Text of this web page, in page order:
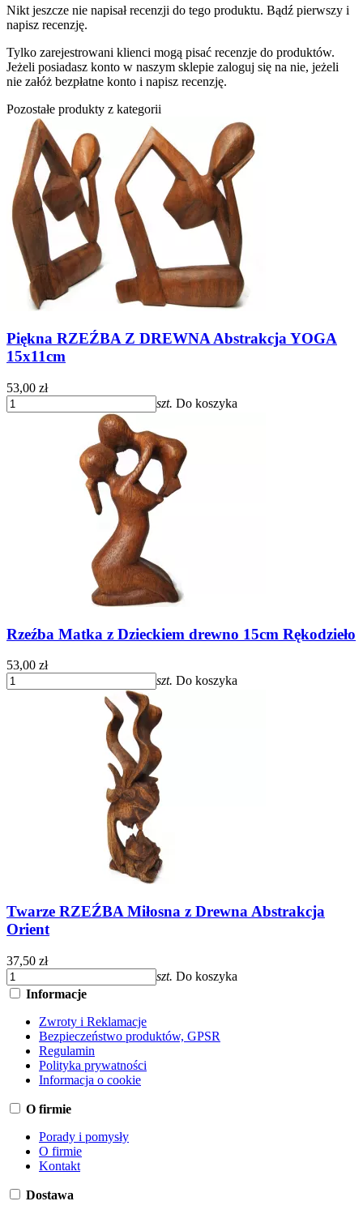
Nikt jeszcze nie napisał recenzji do tego produktu. Bądź pierwszy i
napisz recenzję.
Tylko zarejestrowani klienci mogą pisać recenzje do produktów.
Jeżeli posiadasz konto w naszym sklepie zaloguj się na nie, jeżeli
nie załóż bezpłatne konto i napisz recenzję.
Pozostałe produkty z kategorii
Piękna RZEŹBA Z DREWNA Abstrakcja YOGA
15x11cm
53,00 zł
szt. Do koszyka
Rzeźba Matka z Dzieckiem drewno 15cm Rękodzieło
53,00 zł
szt. Do koszyka
Twarze RZEŹBA Miłosna z Drewna Abstrakcja
Orient
37,50 zł
szt. Do koszyka
Informacje
Zwroty i Reklamacje
Bezpieczeństwo produktów, GPSR
Regulamin
Polityka prywatności
Informacja o cookie
O firmie
Porady i pomysły
O firmie
Kontakt
Dostawa